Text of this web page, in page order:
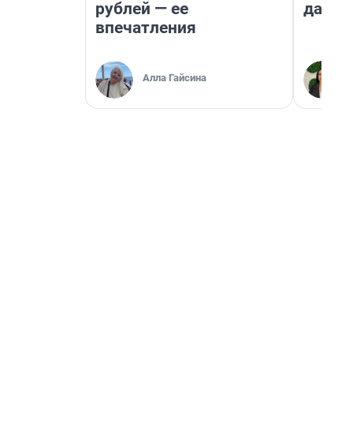
рублей — ее
впечатления
Алла Гайсина
даже